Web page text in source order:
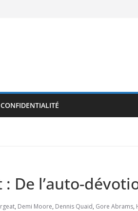
De l’auto-
, Demi Moore, Dennis Quaid, Gore Abrams,